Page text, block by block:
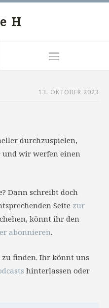
H
13. OKTOBER 2023
durchzuspielen,
und wir werfen einen
Dann schreibt doch
Seite zur
könnt ihr den
abonnieren.
finden. Ihr könnt uns
hinterlassen oder